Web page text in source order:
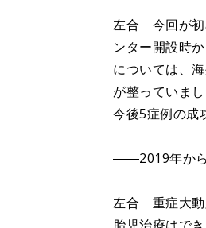
左合 今回が初
ンター開設時
については、
が整っていま
今後5症例の成
――2019年から
左合 重症大動